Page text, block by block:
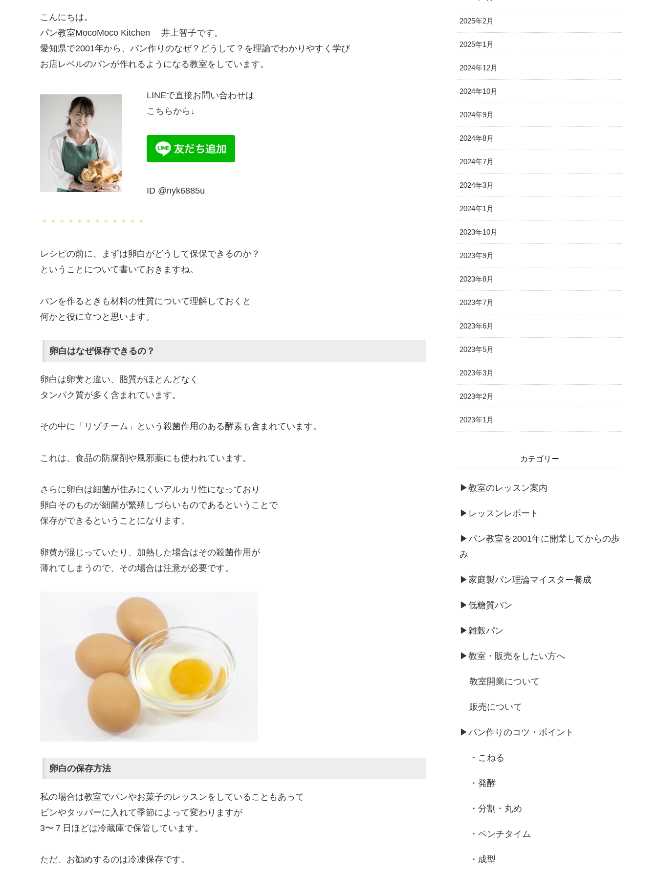
こんにちは。
パン教室MocoMoco Kitchen 井上智子です。
愛知県で2001年から、パン作りのなぜ？どうして？を理論でわかりやすく学び
お店レベルのパンが作れるようになる教室をしています。
LINEで直接お問い合わせは
こちらから↓
ID @nyk6885u
＊＊＊＊＊＊＊＊＊＊＊＊
レシピの前に、まずは卵白がどうして保保できるのか？
ということについて書いておきますね。
パンを作るときも材料の性質について理解しておくと
何かと役に立つと思います。
卵白はなぜ保存できるの？
卵白は卵黄と違い、脂質がほとんどなく
タンパク質が多く含まれています。
その中に「リゾチーム」という殺菌作用のある酵素も含まれています。
これは、食品の防腐剤や風邪薬にも使われています。
さらに卵白は細菌が住みにくいアルカリ性になっており
卵白そのものが細菌が繁殖しづらいものであるということで
保存ができるということになります。
卵黄が混じっていたり、加熱した場合はその殺菌作用が
薄れてしまうので、その場合は注意が必要です。
卵白の保存方法
私の場合は教室でパンやお菓子のレッスンをしていることもあって
ビンやタッパーに入れて季節によって変わりますが
3〜７日ほどは冷蔵庫で保管しています。
ただ、お勧めするのは冷凍保存です。
2025年2月
2025年1月
2024年12月
2024年10月
2024年9月
2024年8月
2024年7月
2024年3月
2024年1月
2023年10月
2023年9月
2023年8月
2023年7月
2023年6月
2023年5月
2023年3月
2023年2月
2023年1月
カテゴリー
▶︎教室のレッスン案内
▶︎レッスンレポート
▶︎パン教室を2001年に開業してからの歩
み
▶︎家庭製パン理論マイスター養成
▶︎低糖質パン
▶︎雑穀パン
▶︎教室・販売をしたい方へ
教室開業について
販売について
▶︎パン作りのコツ・ポイント
・こねる
・発酵
・分割・丸め
・ベンチタイム
・成型